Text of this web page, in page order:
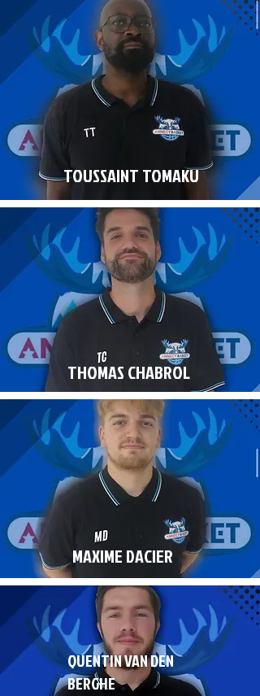
TOUSSAINT TOMAKU
THOMAS CHABROL
MAXIME DACIER
QUENTIN VAN DEN
BERGHE